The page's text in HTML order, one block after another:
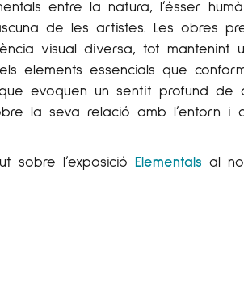
entre la natura, l’ésser
de les artistes. Les obres
visual diversa, tot mantenint
elements essencials que
evoquen un sentit profund de
la seva relació amb l’entorn i
sobre l’exposició Elementals al